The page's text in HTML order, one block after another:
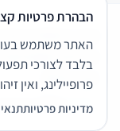
שירותים משפטיים
תנאי שימוש
© 2026 הפירמה. כל הזכויות שמורות.
הבהרת פרטיות
האתר משתמש
בלבד לצורכי
פרופיילינג, ואין
מדיניות פרטיותתנאי